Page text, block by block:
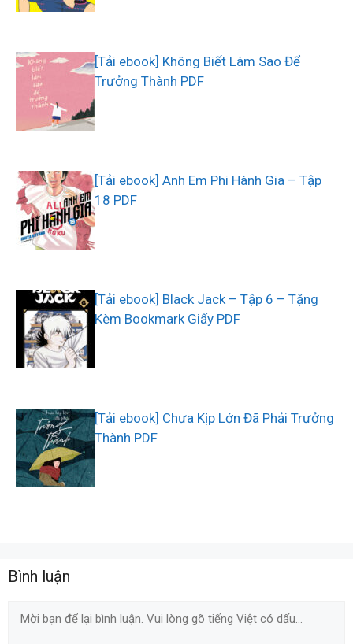
[Tải ebook] Không Biết Làm Sao Để
Trưởng Thành PDF
[Tải ebook] Anh Em Phi Hành Gia – Tập
18 PDF
[Tải ebook] Black Jack – Tập 6 – Tặng
Kèm Bookmark Giấy PDF
[Tải ebook] Chưa Kịp Lớn Đã Phải Trưởng
Thành PDF
Bình luận
Comment